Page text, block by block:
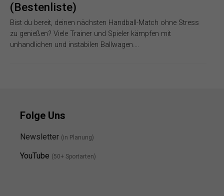
(Bestenliste)
Bist du bereit, deinen nächsten Handball-Match ohne Stress
zu genießen? Viele Trainer und Spieler kämpfen mit
unhandlichen und instabilen Ballwagen….
Folge Uns
Newsletter (in Planung)
YouTube (50+ Sportarten)